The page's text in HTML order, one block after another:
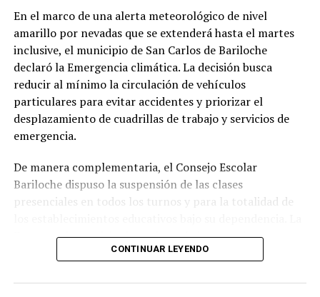
deldue diligence,uno de los pasos previos para la
venta, con un grupo liderado por José Luis Manzano.
Otros aspirantes a quedarse con la empresa eran el ex
CEO global de Dreyfus,Ciro Echesortu, cabeza del
fondo Ceibos Group.Y el fondo de inversión Carval
que fue un brazo de Cargill y que ahora es
independiente.
Entre tanto, su planta de San Lorenzo en Santa
Fe,funciona al 50% trabajando para terceros
contrato de procesamiento en aceite y harina de soja y
de 100.000 para la cooperativa ACA. Y la planta de
Renova en la que essocia en el 33,3% de la suiza
En el marco de una alerta meteorológico de nivel
amarillo por nevadas que se extenderá hasta el martes
inclusive, el municipio de San Carlos de Bariloche
declaró la Emergencia climática. La decisión busca
reducir al mínimo la circulación de vehículos
particulares para evitar accidentes y priorizar el
desplazamiento de cuadrillas de trabajo y servicios de
emergencia.
De manera complementaria, el Consejo Escolar
Bariloche dispuso la suspensión de las clases
presenciales en todos los turnos y para la totalidad de
Emergencia municipal continuará vigente mientras se
mantengan las complicaciones extremas en la
CONTINUAR LEYENDO